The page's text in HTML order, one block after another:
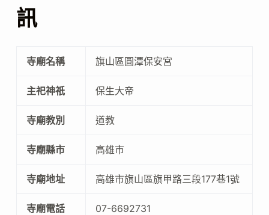
訊
寺廟名稱 旗山區圓潭保安宮
主祀神祇 保生大帝
寺廟教別 道教
寺廟縣市 高雄市
寺廟地址 高雄市旗山區旗甲路三段177巷1號
寺廟電話 07-6692731